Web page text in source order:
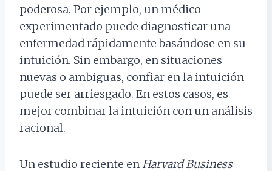
poderosa. Por ejemplo, un médico
experimentado puede diagnosticar una
enfermedad rápidamente basándose en su
intuición. Sin embargo, en situaciones
nuevas o ambiguas, confiar en la intuición
puede ser arriesgado. En estos casos, es
mejor combinar la intuición con un análisis
racional.
Un estudio reciente enHarvard Business